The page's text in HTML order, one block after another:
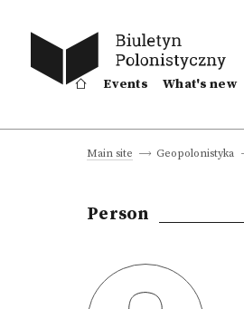
Events What's new
Main site Geopolonistyka
Person